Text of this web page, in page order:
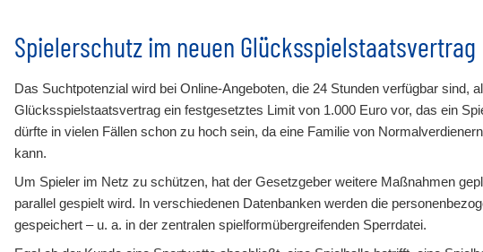
Spielerschutz im neuen Glücksspielstaatsvertrag
Das Suchtpotenzial wird bei Online-Angeboten, die 24 Stunden verfügbar sind,
Glücksspielstaatsvertrag ein festgesetztes Limit von 1.000 Euro vor, das ein
dürfte in vielen Fällen schon zu hoch sein, da eine Familie von
kann.
Um Spieler im Netz zu schützen, hat der Gesetzgeber weitere Maßnahmen
parallel gespielt wird. In verschiedenen Datenbanken werden die
gespeichert – u. a. in der zentralen spielformübergreifenden Sperrdatei.